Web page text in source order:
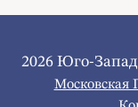
2026 Юго-
Московская